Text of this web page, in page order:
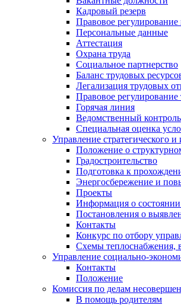
Кадровый резерв
Правовое
Персональные данные
Аттестация
Охрана труда
Социальное партнерство
Баланс трудовых
Легализация трудовых
Правовое
Горячая линия
Ведомственный контроль
Специальная оценка
Управление стратегического
Положение о
Градостроительство
Подготовка к
Энергосбережение и
Проекты
Информация о
Постановления о
Контакты
Конкурс по отбору
Схемы теплоснабжения,
Управление социально-
Контакты
Положение
Комиссия по делам
В помощь родителям